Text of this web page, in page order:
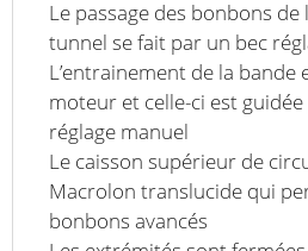
Le passage des bonbons de
tunnel se fait par un bec
L’entrainement de la bande
moteur et celle-ci est
réglage manuel
Le caisson supérieur de
Macrolon translucide qui
bonbons avancés